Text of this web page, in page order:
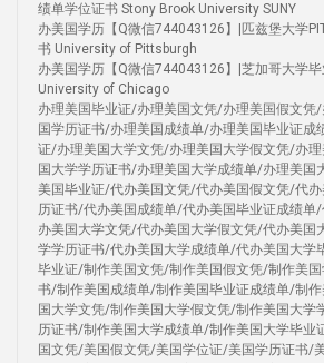
绩单学位证书 Stony Brook University SUNY
办美国学历【Q微信744043126】|匹兹堡大学
书 University of Pittsburgh
办美国学历【Q微信744043126】|芝加哥大学
University of Chicago
办理美国毕业证/办理美国文凭/办理美国假文凭
国学历证书/办理美国成绩单/办理美国毕业证成
证/办理美国大学文凭/办理美国大学假文凭/办
国大学学历证书/办理美国大学成绩单/办理美国
美国毕业证/代办美国文凭/代办美国假文凭/代
历证书/代办美国成绩单/代办美国毕业证成绩单
办美国大学文凭/代办美国大学假文凭/代办美国
学学历证书/代办美国大学成绩单/代办美国大学
毕业证/制作美国文凭/制作美国假文凭/制作美
书/制作美国成绩单/制作美国毕业证成绩单/制
国大学文凭/制作美国大学假文凭/制作美国大学
历证书/制作美国大学成绩单/制作美国大学毕业
国文凭/美国假文凭/美国学位证/美国学历证书/